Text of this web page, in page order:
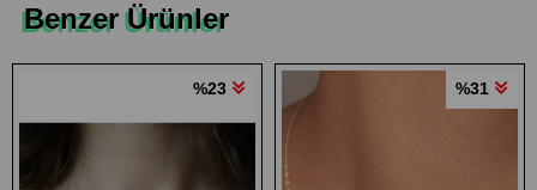
Benzer Ürünler
%23 %31